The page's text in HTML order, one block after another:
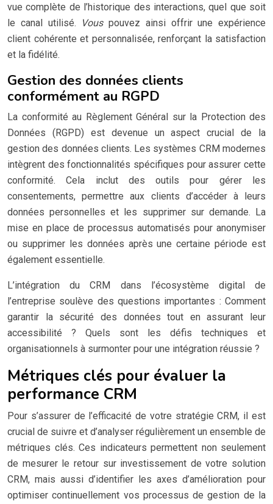
vue complète de l’historique des interactions, quel que soit
le canal utilisé.
Vous pouvez ainsi offrir une expérience
client cohérente et personnalisée, renforçant la satisfaction
et la fidélité.
Gestion des données clients
conformément au RGPD
La conformité au Règlement Général sur la Protection des
Données (RGPD) est devenue un aspect crucial de la
gestion des données clients. Les systèmes CRM modernes
intègrent des fonctionnalités spécifiques pour assurer cette
conformité. Cela inclut des outils pour gérer les
consentements, permettre aux clients d’accéder à leurs
données personnelles et les supprimer sur demande. La
mise en place de processus automatisés pour anonymiser
ou supprimer les données après une certaine période est
également essentielle.
L’intégration du CRM dans l’écosystème digital de
l’entreprise soulève des questions importantes : Comment
garantir la sécurité des données tout en assurant leur
accessibilité ? Quels sont les défis techniques et
organisationnels à surmonter pour une intégration réussie ?
Métriques clés pour évaluer la
performance CRM
Pour s’assurer de l’efficacité de votre stratégie CRM, il est
crucial de suivre et d’analyser régulièrement un ensemble de
métriques clés. Ces indicateurs permettent non seulement
de mesurer le retour sur investissement de votre solution
CRM, mais aussi d’identifier les axes d’amélioration pour
optimiser continuellement vos processus de gestion de la